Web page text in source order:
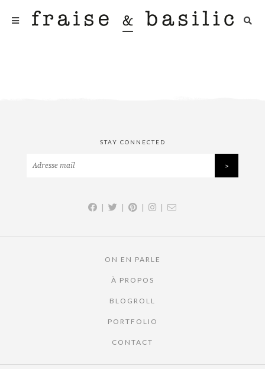
STAY CONNECTED
| | | |
ON EN PARLE
À PROPOS
BLOGROLL
PORTFOLIO
CONTACT